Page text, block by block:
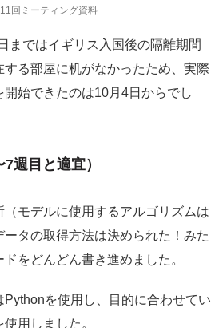
回ミーティング資料
まではイギリス入国後の隔離期間
る部屋に机がなかったため、実際
始できたのは10月4日からでし
週目と適宜）
モデルに使用するアルゴリズムは
ータの取得方法は決められた！みた
をどんどん書き進めました。
を使用し、目的に合わせてい
用しました。